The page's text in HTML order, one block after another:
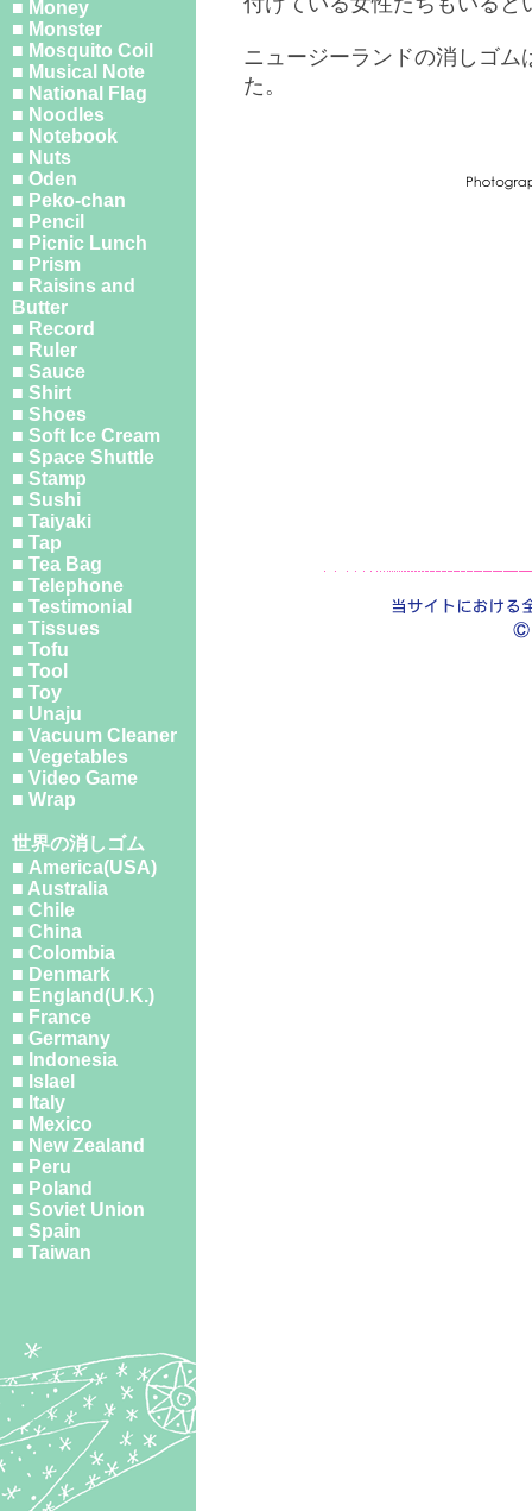
■ Money
■ Monster
■ Mosquito Coil
■ Musical Note
■ National Flag
■ Noodles
■ Notebook
■ Nuts
■ Oden
■ Peko-chan
■ Pencil
■ Picnic Lunch
■ Prism
■ Raisins and
Butter
■ Record
■ Ruler
■ Sauce
■ Shirt
■ Shoes
■ Soft Ice Cream
■ Space Shuttle
■ Stamp
■ Sushi
■ Taiyaki
■ Tap
■ Tea Bag
■ Telephone
■ Testimonial
■ Tissues
■ Tofu
■ Tool
■ Toy
■ Unaju
■ Vacuum Cleaner
■ Vegetables
■ Video Game
■ Wrap
世界の消しゴム
■ America(USA)
■ Australia
■ Chile
■ China
■ Colombia
■ Denmark
■ England(U.K.)
■ France
■ Germany
■ Indonesia
■ Islael
■ Italy
■ Mexico
■ New Zealand
■ Peru
■ Poland
■ Soviet Union
■ Spain
■ Taiwan
ニュージーランドの消しゴ
た。